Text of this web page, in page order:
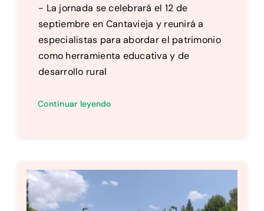
- La jornada se celebrará el 12 de
septiembre en Cantavieja y reunirá a
especialistas para abordar el patrimonio
como herramienta educativa y de
desarrollo rural
Continuar leyendo